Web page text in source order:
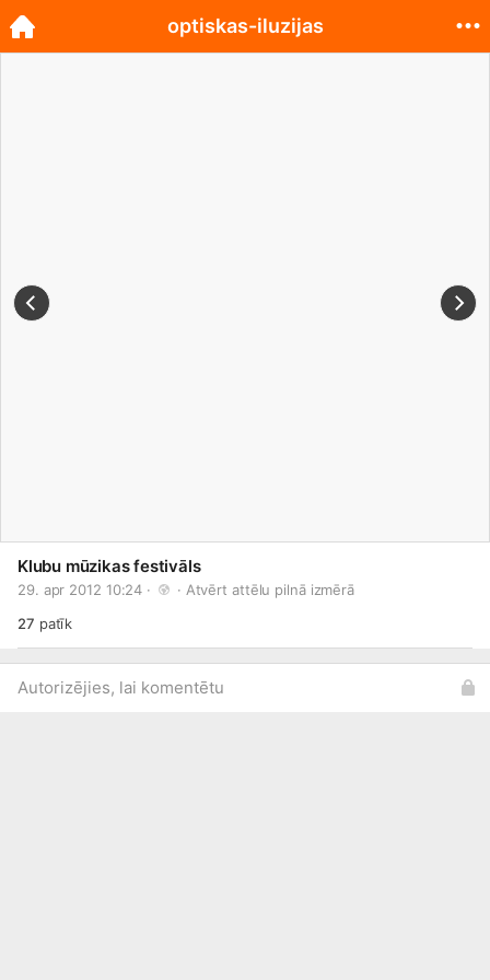
Klubu mūzikas festivāls
29. apr 2012 10:24 · · Atvērt attēlu pilnā izmērā
27 patīk
Autorizējies, lai komentētu
optiskas-iluzijas